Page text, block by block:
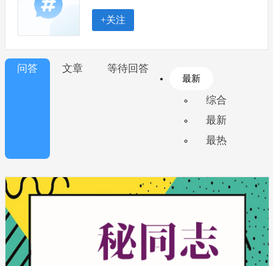
+关注
问答 文章 等待回答
最新
综合
最新
最热